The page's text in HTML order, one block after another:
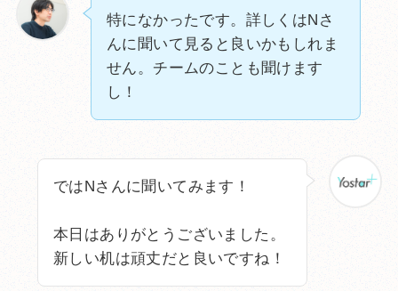
特になかったです。詳しくはNさ
んに聞いて見ると良いかもしれま
せん。チームのことも聞けます
し！
ではNさんに聞いてみます！
本日はありがとうございました。
新しい机は頑丈だと良いですね！